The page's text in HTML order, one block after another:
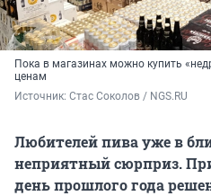
Пока в магазинах можно купить
ценам
Источник: Стас Соколов / NGS.RU
Любителей пива уже в
неприятный сюрприз.
день прошлого года